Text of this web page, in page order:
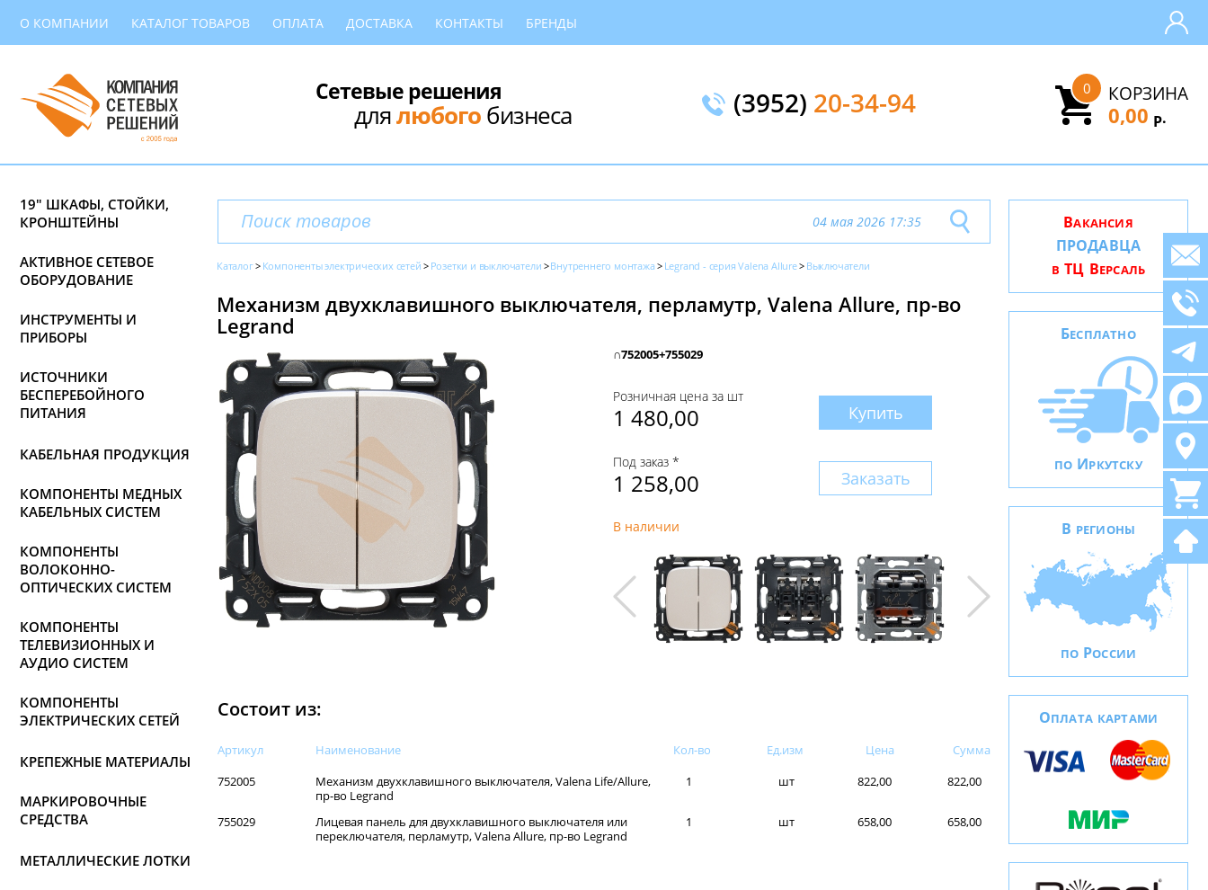
О КОМПАНИИ КАТАЛОГ ТОВАРОВ ОПЛАТА ДОСТАВКА КОНТАКТЫ БРЕНДЫ
Сетевые решения
длялюбогобизнеса (3952) 20-34-94 КОРЗИНА
0
0,00 Р.
19" ШКАФЫ, СТОЙКИ,
КРОНШТЕЙНЫ
АКТИВНОЕ СЕТЕВОЕ
ОБОРУДОВАНИЕ
ИНСТРУМЕНТЫ И
ПРИБОРЫ
ИСТОЧНИКИ
БЕСПЕРЕБОЙНОГО
ПИТАНИЯ
КАБЕЛЬНАЯ ПРОДУКЦИЯ
КОМПОНЕНТЫ МЕДНЫХ
КАБЕЛЬНЫХ СИСТЕМ
КОМПОНЕНТЫ
ВОЛОКОННО-
ОПТИЧЕСКИХ СИСТЕМ
КОМПОНЕНТЫ
ТЕЛЕВИЗИОННЫХ И
АУДИО СИСТЕМ
КОМПОНЕНТЫ
ЭЛЕКТРИЧЕСКИХ СЕТЕЙ
КРЕПЕЖНЫЕ МАТЕРИАЛЫ
МАРКИРОВОЧНЫЕ
СРЕДСТВА
МЕТАЛЛИЧЕСКИЕ ЛОТКИ
04 мая 2026 17:35
Каталог Компоненты электрических сетей Розетки и выключатели Внутреннего монтажа Legrand - серия Valena Allure Выключатели
Механизм двухклавишного выключателя, перламутр, Valena Allure, пр-во
Legrand
∩752005+755029
Розничная цена за шт
1 480,00 Купить
Под заказ *
1 258,00 Заказать
В наличии
Состоит из:
Артикул Наименованиe Кол-во Ед.изм Цена
Сумма
752005
Механизм двухклавишного выключателя, Valena Life/Allure,
пр-во Legrand
1 шт 822,00 822,00
755029
Лицевая панель для двухклавишного выключателя или
переключателя, перламутр, Valena Allure, пр-во Legrand
1 шт 658,00 658,00
ВАКАНСИЯ
ПРОДАВЦА
В ТЦ ВЕРСАЛЬ
БЕСПЛАТНО
ПО ИРКУТСКУ
В РЕГИОНЫ
ПО РОССИИ
ОПЛАТА КАРТАМИ